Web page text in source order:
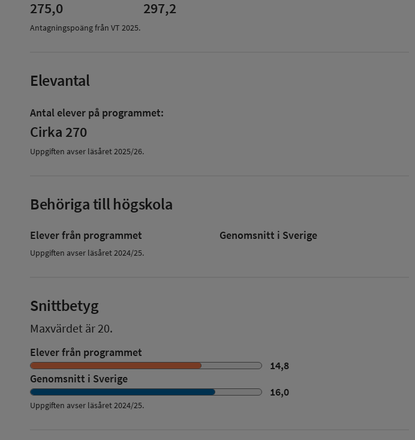
275,0 297,2
Antagningspoäng från VT 2025.
Elevantal
Antal elever på programmet:
Cirka 270
Uppgiften avser läsåret2025/26.
Behöriga till högskola
Elever från programmet Genomsnitt i Sverige
Uppgiften avser läsåret 2024/25.
Snittbetyg
Maxvärdet är 20.
Elever från programmet
14,8
Genomsnitt i Sverige
16,0
Uppgiften avser läsåret2024/25.